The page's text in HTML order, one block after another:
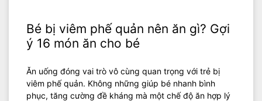
Bé bị viêm phế quản nên ăn gì? Gợi
ý 16 món ăn cho bé
Ăn uống đóng vai trò vô cùng quan trọng với trẻ bị
viêm phế quản. Không những giúp bé nhanh bình
phục, tăng cường đề kháng mà một chế độ ăn hợp lý